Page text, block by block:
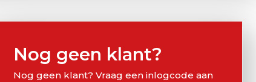
Nog geen klant?
Nog geen klant? Vraag een inlogcode aan